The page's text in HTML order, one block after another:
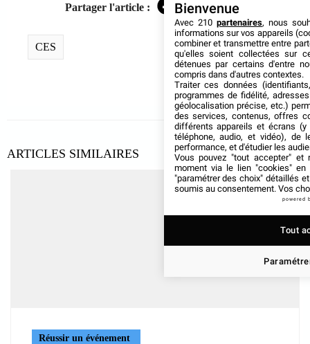
Partager l'article : Facebook
TwitterLinkedIn
CES
ARTICLES SIMILAIRES
Réussir un événement
Bienvenue
Avec 210 partenaires, nous
informations sur vos appareils
combiner et transmettre entre
qu'elles soient collectées sur
détenues par certains d'entre
compris dans d'autres contextes.
Traiter ces données
programmes de fidélité,
géolocalisation précise, etc.)
des services, contenus, offres
différents appareils et écrans (y
téléphone, audio, et vidéo), de
performance, et d'étudier les
Vous pouvez "tout accepter" et
moment via le lien "cookies" en
"paramétrer des choix" détaillés
soumis au consentement. Vos
powered
Tout